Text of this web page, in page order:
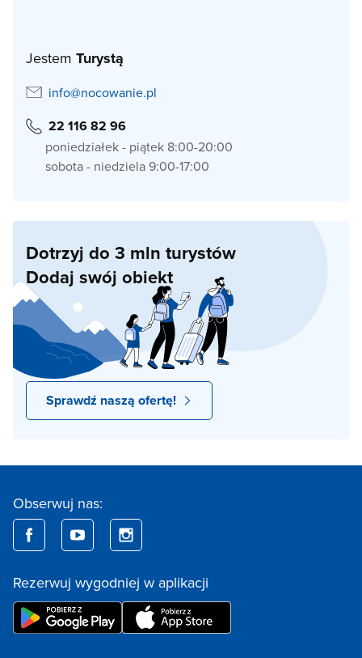
Jestem Turystą
info@nocowanie.pl
22 116 82 96
poniedziałek - piątek 8:00-20:00
sobota - niedziela 9:00-17:00
Dotrzyj do 3 mln turystów
Dodaj swój obiekt
Sprawdź naszą ofertę!
Obserwuj nas:
Rezerwuj wygodniej w aplikacji